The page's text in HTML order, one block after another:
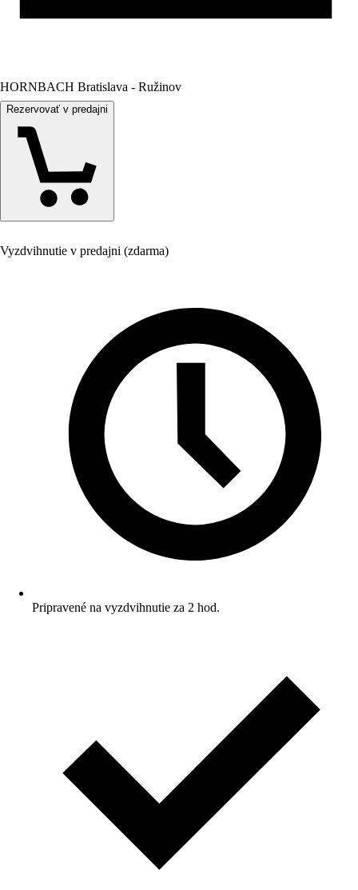
HORNBACH Bratislava - Ružinov
Rezervovať v predajni
Vyzdvihnutie v predajni (zdarma)
Pripravené na vyzdvihnutie za 2 hod.